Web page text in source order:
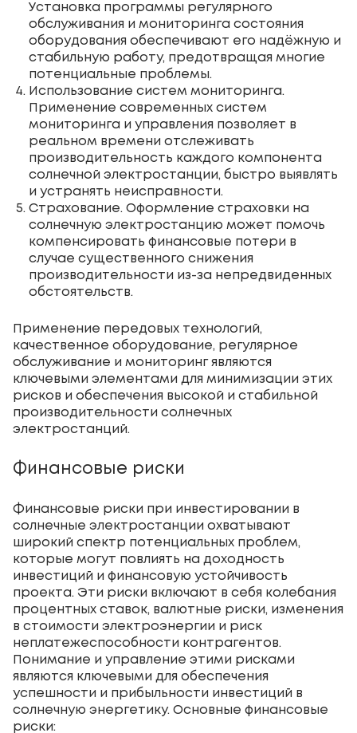
Установка программы регулярного
обслуживания и мониторинга состояния
оборудования обеспечивают его надёжную и
стабильную работу, предотвращая многие
потенциальные проблемы.
Использование систем мониторинга.
Применение современных систем
мониторинга и управления позволяет в
реальном времени отслеживать
производительность каждого компонента
солнечной электростанции, быстро выявлять
и устранять неисправности.
Страхование. Оформление страховки на
солнечную электростанцию может помочь
компенсировать финансовые потери в
случае существенного снижения
производительности из-за непредвиденных
обстоятельств.
Применение передовых технологий,
качественное оборудование, регулярное
обслуживание и мониторинг являются
ключевыми элементами для минимизации этих
рисков и обеспечения высокой и стабильной
производительности солнечных
электростанций.
Финансовые риски
Финансовые риски при инвестировании в
солнечные электростанции охватывают
широкий спектр потенциальных проблем,
которые могут повлиять на доходность
инвестиций и финансовую устойчивость
проекта. Эти риски включают в себя колебания
процентных ставок, валютные риски, изменения
в стоимости электроэнергии и риск
неплатежеспособности контрагентов.
Понимание и управление этими рисками
являются ключевыми для обеспечения
успешности и прибыльности инвестиций в
солнечную энергетику. Основные финансовые
риски: